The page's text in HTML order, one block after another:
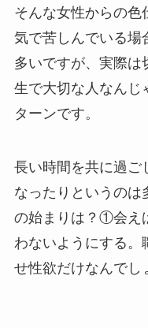
そんな女性からの色
気で苦しんでいる場
多いですが、実際は
生で大切な人なんじ
ターンです。
長い時間を共に過ご
なったりというのは
の始まりは？①会え
わないようにする。
せ性欲だけなんでし